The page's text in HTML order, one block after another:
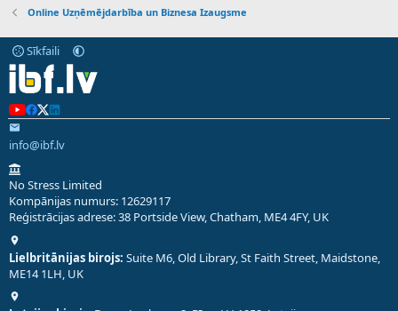
Online Uzņēmējdarbība un Biznesa Izaugsme
Sīkfaili
info@ibf.lv
No Stress Limited
Kompānijas numurs: 12629117
Reģistrācijas adrese: 38 Portside View, Chatham, ME4 4FY, UK
Lielbritānijas birojs: Suite M6, Old Library, St Faith Street, Maidstone,
ME14 1LH, UK